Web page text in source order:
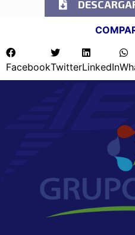
FacebookTwitterLinkedIn